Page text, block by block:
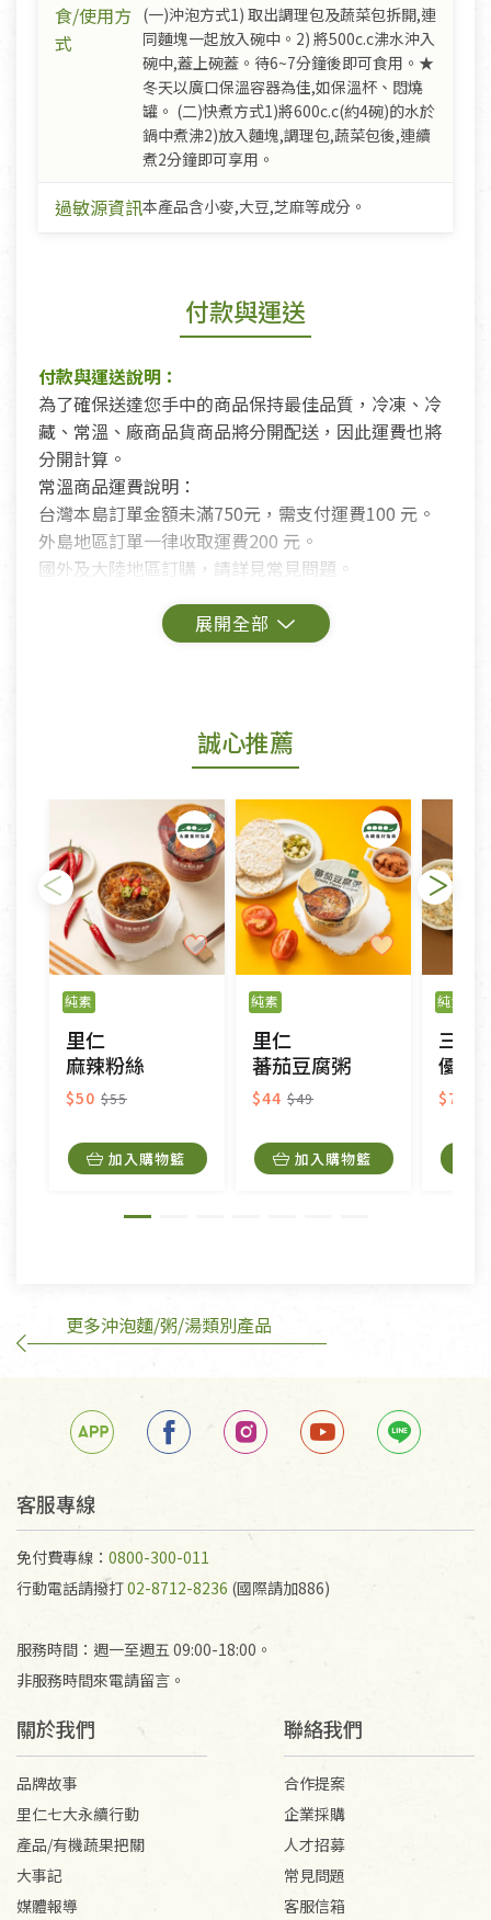
食/使用方
式
(一)沖泡方式1) 取出調理包及蔬菜包拆開,連
同麵塊一起放入碗中。2) 將500c.c沸水沖入
碗中,蓋上碗蓋。待6~7分鐘後即可食用。★
冬天以廣口保溫容器為佳,如保溫杯、悶燒
罐。 (二)快煮方式1)將600c.c(約4碗)的水於
鍋中煮沸2)放入麵塊,調理包,蔬菜包後,連續
煮2分鐘即可享用。
過敏源資訊本產品含小麥,大豆,芝麻等成分。
付款與運送
付款與運送說明：
為了確保送達您手中的商品保持最佳品質，冷凍、冷
藏、常溫、廠商品貨商品將分開配送，因此運費也將
分開計算。
常溫商品運費說明：
台灣本島訂單金額未滿750元，需支付運費100 元。
外島地區訂單一律收取運費200 元。
國外及大陸地區訂購，請詳見常見問題。
鑑賞期商品說明：
若您購買的商品有下列「不適用七天鑑賞期商品」情
形者，除商品瑕疵以外，恕不接受退換貨.
依消保法之規定提供該商品七天免費鑑賞期(含例假
日)的服務，原則上若商品未經使用或被汙損(除商品
瑕疵)，一般皆可申請退換貨。
不適用七天鑑賞期商品：
以數位或電磁紀錄形式儲存之商品、易於變質或損壞
之商品、以及性質上無法或不適合退換之商品：如
CD、VCD、DVD、電腦軟體，若產品瑕疵無法讀取僅
接受原片換新。
衣飾鞋類-如T恤，如於送達後水洗或污損者。
美容保養用品、內衣褲、襪子、口罩等私人消耗性產
內衣褲、襪子、口罩個人衛生用品除商品本身有瑕疵
外,依據《通訊交易解除權合理例外情事適用準
訂購手抄稿退貨需知：
若未保持原包裝方式或未使用原箱退回，導致書籍有
任何折損、磨損、污損或凹角，將不接受退貨，也不
不接受退貨之手抄稿，為敬重法寶故，里仁網購無法
代為結緣處理等。 若需將手抄稿寄還給消費者，因而
產生的運費100元/箱將由消費者負擔。
誠心推薦
純素
里仁
麻辣粉絲
$50 $55
加入購物籃
純素
里仁
蕃茄豆腐粥
$44 $49
加入購物籃
純素
三機
優蛋白
$75
更多沖泡麵/粥/湯類別產品
客服專線
免付費專線： 0800-300-011
行動電話請撥打02-8712-8236 (國際請加886)
服務時間：週一至週五 09:00-18:00。
非服務時間來電請留言。
關於我們
品牌故事
里仁七大永續行動
產品/有機蔬果把關
大事記
媒體報導
聯絡我們
合作提案
企業採購
人才招募
常見問題
客服信箱